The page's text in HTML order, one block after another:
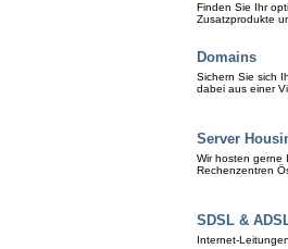
Finden Sie Ihr
Zusatzprodukte
Domains
Sichern Sie sich
dabei aus einer
Server
Wir hosten gerne
Rechenzentren
SDSL &
Internet-